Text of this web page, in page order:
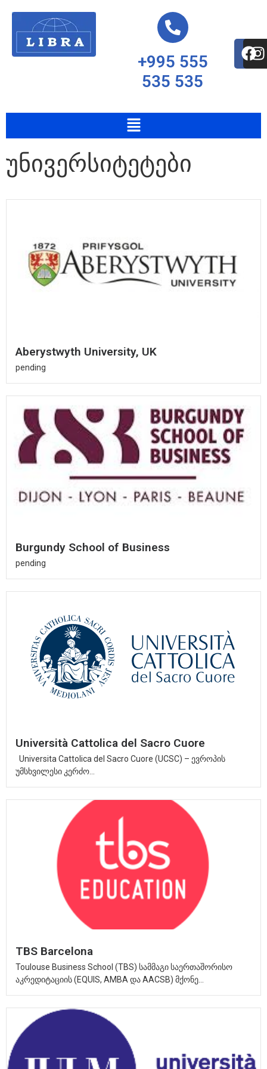
+995 555
535 535
უნივერსიტეტები
Aberystwyth University, UK
pending
Burgundy School of Business
pending
Università Cattolica del Sacro Cuore
Universita Cattolica del Sacro Cuore (UCSC) – ევროპის
უმსხვილესი კერძო...
TBS Barcelona
Toulouse Business School (TBS) სამმაგი საერთაშორისო
აკრედიტაციის (EQUIS, AMBA და AACSB) მქონე...